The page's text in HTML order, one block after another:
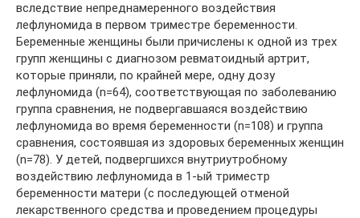
вследствие непреднамеренного воздействия
лефлуномида в первом триместре беременности.
Беременные женщины были причислены к одной из трех
групп женщины с диагнозом ревматоидный артрит,
которые приняли, по крайней мере, одну дозу
лефлуномида (n=64), соответствующая по заболеванию
группа сравнения, не подвергавшаяся воздействию
лефлуномида во время беременности (n=108) и группа
сравнения, состоявшая из здоровых беременных женщин
(n=78). У детей, подвергшихся внутриутробному
воздействию лефлуномида в 1-ый триместр
беременности матери (с последующей отменой
лекарственного средства и проведением процедуры